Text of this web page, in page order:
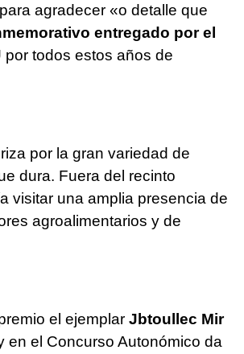
agradecer «o detalle que
entregado por el
por todos estos años de
por la gran variedad de
dura. Fuera del recinto
visitar una amplia presencia de
agroalimentarios y de
el ejemplar Jbtoullec Mir
en el Concurso Autonómico da